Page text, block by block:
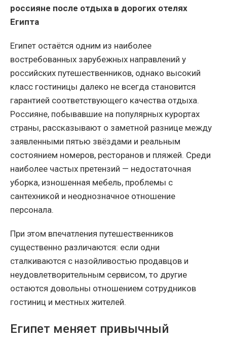
россияне после отдыха в дорогих отелях
Египта
Египет остаётся одним из наиболее
востребованных зарубежных направлений у
российских путешественников, однако высокий
класс гостиницы далеко не всегда становится
гарантией соответствующего качества отдыха.
Россияне, побывавшие на популярных курортах
страны, рассказывают о заметной разнице между
заявленными пятью звёздами и реальным
состоянием номеров, ресторанов и пляжей. Среди
наиболее частых претензий — недостаточная
уборка, изношенная мебель, проблемы с
сантехникой и неоднозначное отношение
персонала.
При этом впечатления путешественников
существенно различаются: если одни
сталкиваются с назойливостью продавцов и
неудовлетворительным сервисом, то другие
остаются довольны отношением сотрудников
гостиниц и местных жителей.
Египет меняет привычный